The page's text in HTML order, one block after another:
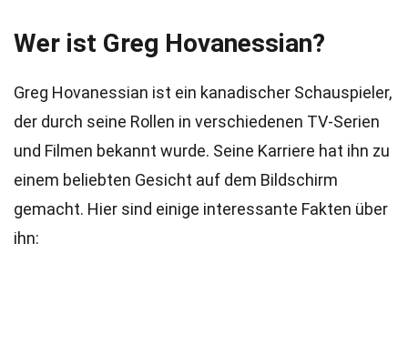
Wer ist Greg Hovanessian?
Greg Hovanessian ist ein kanadischer Schauspieler,
der durch seine Rollen in verschiedenen TV-Serien
und Filmen bekannt wurde. Seine Karriere hat ihn zu
einem beliebten Gesicht auf dem Bildschirm
gemacht. Hier sind einige interessante Fakten über
ihn: